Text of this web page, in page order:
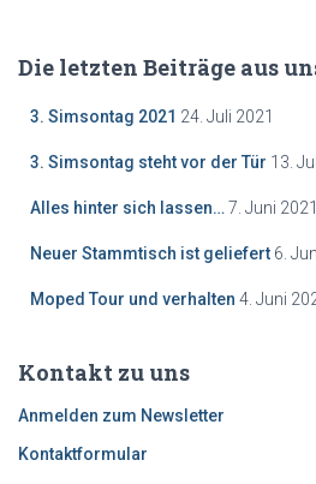
Die letzten Beiträge aus
3. Simsontag 2021 24. Juli 2021
3. Simsontag steht vor der Tür 13.
Alles hinter sich lassen… 7. Juni 2021
Neuer Stammtisch ist geliefert 6.
Moped Tour und verhalten 4. Juni
Kontakt zu uns
Anmelden zum Newsletter
Kontaktformular